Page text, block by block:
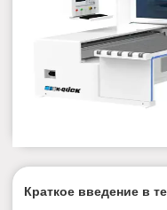
Краткое введение в